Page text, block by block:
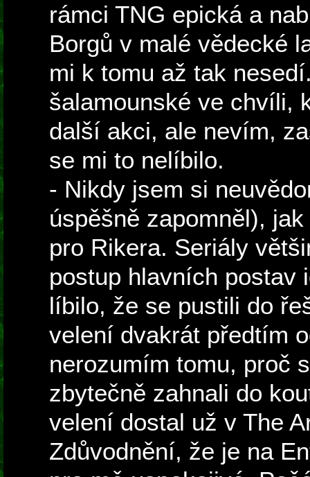
rámci TNG epická a
Borgů v malé vědecké
mi k tomu až tak
šalamounské ve chvíli,
další akci, ale nevím,
se mi to nelíbilo.
- Nikdy jsem si
úspěšně zapomněl),
pro Rikera. Seriály
postup hlavních postav
líbilo, že se pustili do
velení dvakrát předtím
nerozumím tomu, proč
zbytečně zahnali do
velení dostal už v The
Zdůvodnění, že je na